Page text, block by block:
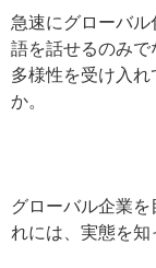
急速にグローバ
語を話せるのみ
多様性を受け入れ
か。
グローバル企業
れには、実態を知